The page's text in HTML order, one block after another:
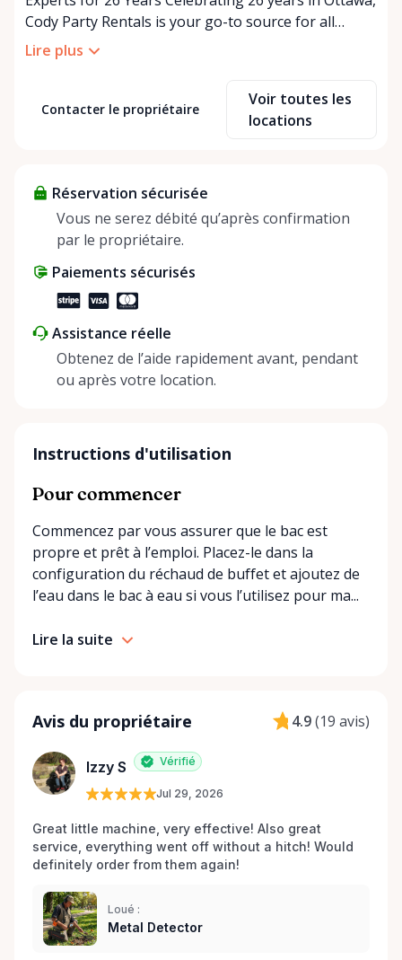
Cody Party Rentals is your go-to source for all
things party and event rentals. We’re proud to be a
partner of Rent Anything, expanding our offerings
At Cody Party Rentals, we believe in the power of
sharing—giving others the chance to rent out their
helping people enjoy more for less while making a
positive impact on the environment. By choosing to
share instead of buy, we’re all doing our part to
Lire plus
Contacter le propriétaire
Voir toutes les
locations
Réservation sécurisée
Vous ne serez débité qu’après confirmation
par le propriétaire.
Paiements sécurisés
Assistance réelle
Obtenez de l’aide rapidement avant, pendant
ou après votre location.
Instructions d'utilisation
Pour commencer
Commencez par vous assurer que le bac est
propre et prêt à l’emploi. Placez-le dans la
configuration du réchaud de buffet et ajoutez de
l’eau dans le bac à eau si vous l’utilisez pour ma...
Lire la suite
Avis du propriétaire 4.9(19 avis)
Izzy S Vérifié
Jul 29, 2026
Great little machine, very effective! Also great
service, everything went off without a hitch! Would
definitely order from them again!
Loué :
Metal Detector